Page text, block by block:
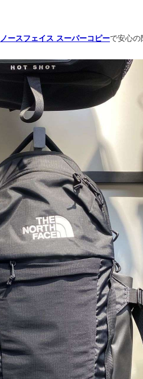
ノースフェイス スーパーコピーで安心の